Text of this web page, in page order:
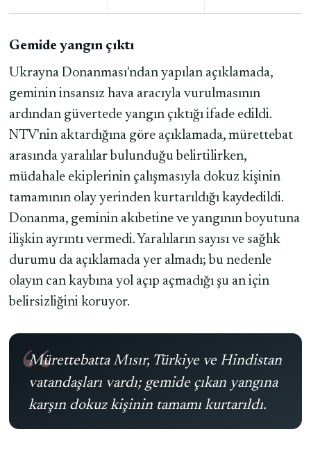
Gemide yangın çıktı
Ukrayna Donanması'ndan yapılan açıklamada,
geminin insansız hava aracıyla vurulmasının
ardından güvertede yangın çıktığı ifade edildi.
NTV'nin aktardığına göre açıklamada, mürettebat
arasında yaralılar bulunduğu belirtilirken,
müdahale ekiplerinin çalışmasıyla dokuz kişinin
tamamının olay yerinden kurtarıldığı kaydedildi.
Donanma, geminin akıbetine ve yangının boyutuna
ilişkin ayrıntı vermedi. Yaralıların sayısı ve sağlık
durumu da açıklamada yer almadı; bu nedenle
olayın can kaybına yol açıp açmadığı şu an için
belirsizliğini koruyor.
Mürettebatta Mısır, Türkiye ve Hindistan
vatandaşları vardı; gemide çıkan yangına
karşın dokuz kişinin tamamı kurtarıldı.